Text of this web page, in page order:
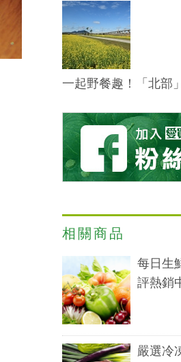
一起野餐趣！「北部
相關商品
每日生
評熱銷
嚴選冷